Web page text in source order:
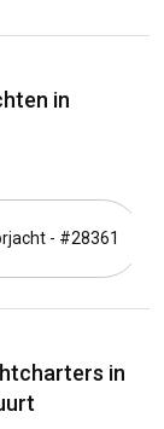
in
- #28361
in